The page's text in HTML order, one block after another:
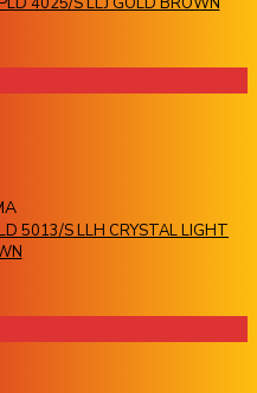
5013/S LLH CRYSTAL LIGHT